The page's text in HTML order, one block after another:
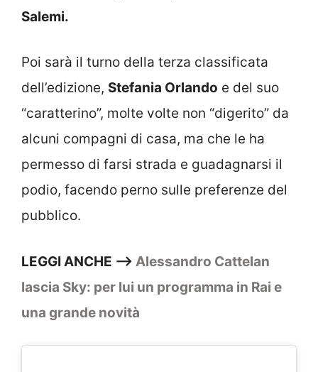
Salemi.
Poi sarà il turno della terza classificata
dell’edizione, Stefania Orlando e del suo
“caratterino”, molte volte non “digerito” da
alcuni compagni di casa, ma che le ha
permesso di farsi strada e guadagnarsi il
podio, facendo perno sulle preferenze del
pubblico.
LEGGI ANCHE —–> Alessandro Cattelan
lascia Sky: per lui un programma in Rai e
una grande novità